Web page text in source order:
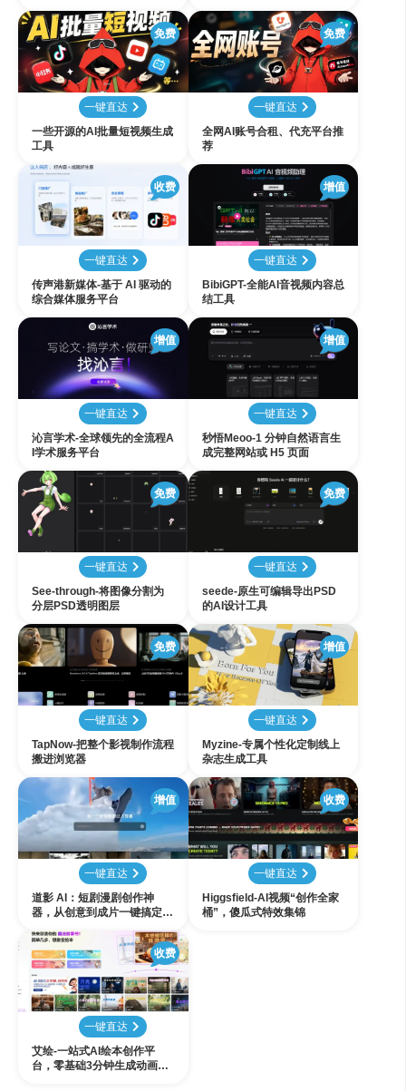
免费
一键直达
一些开源的AI批量短视频生成
工具
免费
一键直达
全网AI账号合租、代充平台推
荐
收费
一键直达
传声港新媒体-基于 AI 驱动的
综合媒体服务平台
增值
一键直达
BibiGPT-全能AI音视频内容总
结工具
增值
一键直达
沁言学术-全球领先的全流程A
I学术服务平台
增值
一键直达
秒悟Meoo-1 分钟自然语言生
成完整网站或 H5 页面
免费
一键直达
See-through-将图像分割为
分层PSD透明图层
免费
一键直达
seede-原生可编辑导出PSD
的AI设计工具
免费
一键直达
TapNow-把整个影视制作流程
搬进浏览器
增值
一键直达
Myzine-专属个性化定制线上
杂志生成工具
增值
一键直达
道影 AI：短剧漫剧创作神
器，从创意到成片一键搞定
收费
一键直达
Higgsfield-AI视频“创作全家
桶”，傻瓜式特效集锦
收费
一键直达
艾绘-一站式AI绘本创作平
台，零基础3分钟生成动画绘